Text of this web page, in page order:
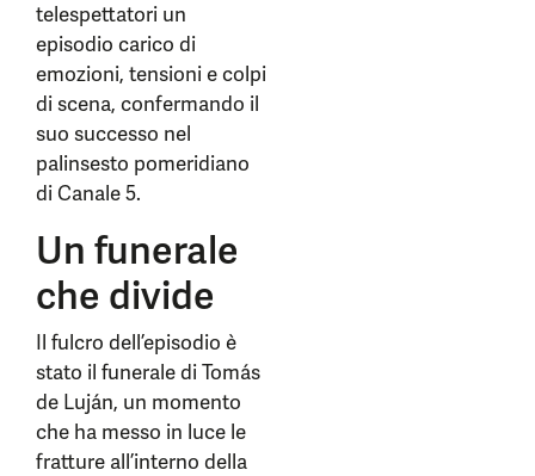
telespettatori un
episodio carico di
emozioni, tensioni e colpi
di scena, confermando il
suo successo nel
palinsesto pomeridiano
di Canale 5.
Un funerale
che divide
Il fulcro dell’episodio è
stato il funerale di Tomás
de Luján, un momento
che ha messo in luce le
fratture all’interno della